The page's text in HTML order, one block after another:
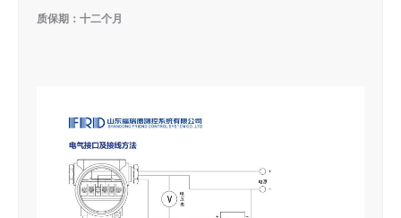
质保期：十二个月